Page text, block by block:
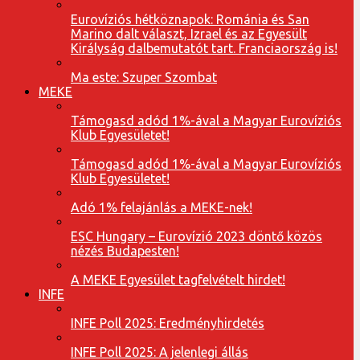
Eurovíziós hétköznapok: Románia és San
Marino dalt választ, Izrael és az Egyesült
Királyság dalbemutatót tart. Franciaország is!
Ma este: Szuper Szombat
MEKE
Támogasd adód 1%-ával a Magyar Eurovíziós
Klub Egyesületet!
Támogasd adód 1%-ával a Magyar Eurovíziós
Klub Egyesületet!
Adó 1% felajánlás a MEKE-nek!
ESC Hungary – Eurovízió 2023 döntő közös
nézés Budapesten!
A MEKE Egyesület tagfelvételt hirdet!
INFE
INFE Poll 2025: Eredményhirdetés
INFE Poll 2025: A jelenlegi állás